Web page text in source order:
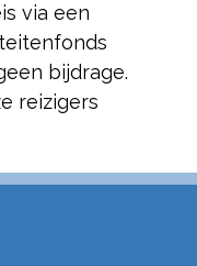
via een
bijdrage.
reizigers